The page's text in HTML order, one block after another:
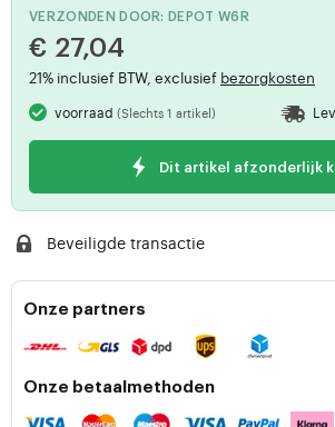
VERZONDEN DOOR: DEPOT W6R
€ 27,04
21% inclusief BTW, exclusief bezorgkosten
voorraad(Slechts 1 artikel)
Dit artikel afzonderlijk
Beveiligde transactie
Onze partners
Onze betaalmethoden